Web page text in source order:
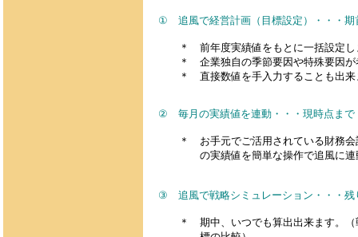
① 追風で経営計画（目標設定） ・・・
＊ 前年度実績値をもとに一括設定し
＊ 企業独自の季節要因や特殊要因が
＊ 直接数値を手入力することも出来
② 毎月の実績値を連動・・・現時点まで
＊ お手元でご活用されている財務会
の実績値を簡単な操作で追風に連動
③ 追風で戦略シミュレーション・・・残
＊ 期中、いつでも算出出来ます。（